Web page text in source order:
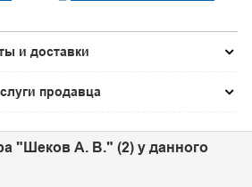
и доставки
продавца
"Шеков А. В." (2) у данного